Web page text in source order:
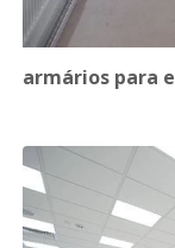
armários para